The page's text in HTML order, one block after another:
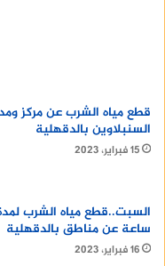
قطع مياه الشرب عن مركز
السنبلاوين بالدقهلية
15 فبراير، 2023
ساعة عن مناطق بالدقهلية
16 فبراير، 2023